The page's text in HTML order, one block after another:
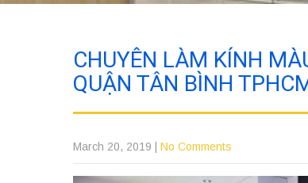
CHUYÊN LÀM KÍNH
QUẬN TÂN BÌNH
March 20, 2019 No Comments